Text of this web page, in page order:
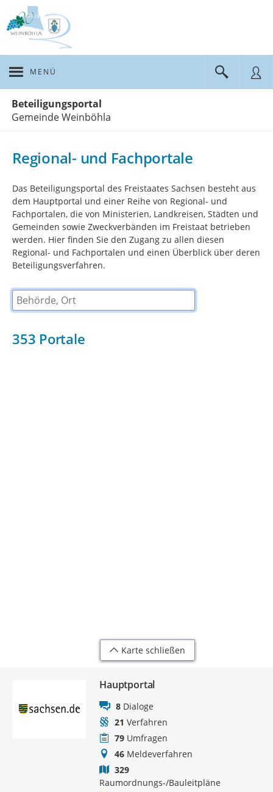
MENÜ
Beteiligungsportal
Gemeinde Weinböhla
Regional- und Fachportale
Das Beteiligungsportal des Freistaates Sachsen besteht aus
dem Hauptportal und einer Reihe von Regional- und
Fachportalen, die von Ministerien, Landkreisen, Städten und
Gemeinden sowie Zweckverbänden im Freistaat betrieben
werden. Hier finden Sie den Zugang zu allen diesen
Regional- und Fachportalen und einen Überblick über deren
Beteiligungsverfahren.
Behörde, Ort
353 Portale
Karte schließen
Hauptportal
8 Dialoge
21 Verfahren
79 Umfragen
46 Meldeverfahren
329
Raumordnungs-/Bauleitpläne